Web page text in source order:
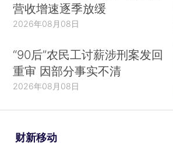
营收增速逐季放缓
2026年08月08日
“90后”农民工讨薪涉刑案发回
重审 因部分事实不清
2026年08月08日
财新移动